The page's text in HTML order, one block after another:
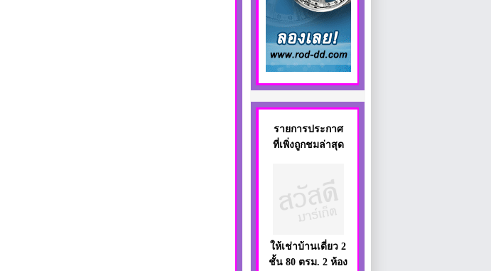
รายการประกาศ
ที่เพิ่งถูกชมล่าสุด
ให้เช่าบ้านเดี่ยว 2
ชั้น 80 ตรม. 2 ห้อง